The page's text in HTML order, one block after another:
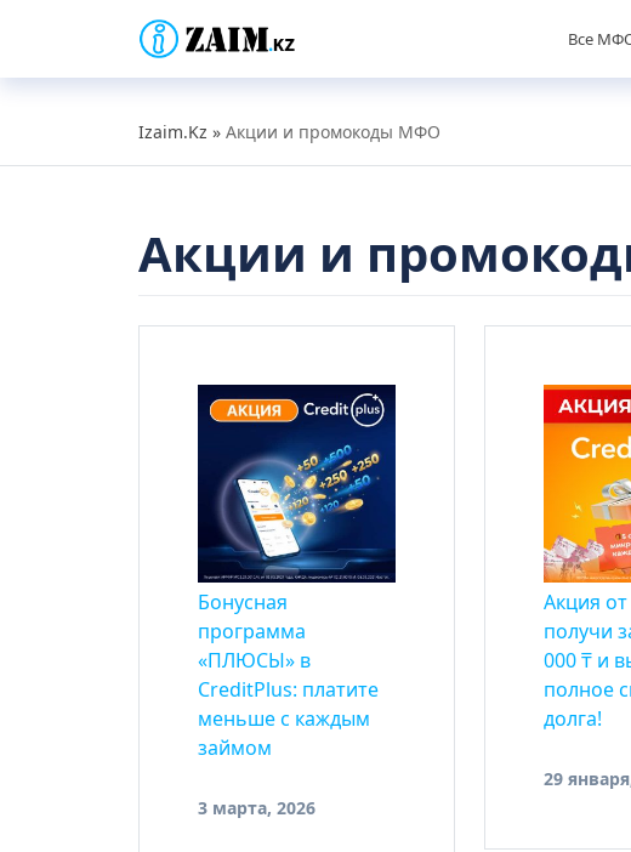
Все
Izaim.Kz » Акции и промокоды МФО
Акции и
Бонусная
программа
«ПЛЮСЫ» в
CreditPlus: платите
меньше с каждым
займом
3 марта, 2026
Акция
получи
000 ₸ и
полное
долга!
29